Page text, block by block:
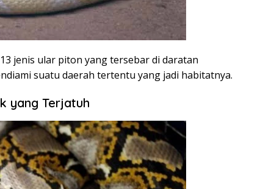
jenis ular piton yang tersebar di daratan
suatu daerah tertentu yang jadi habitatnya.
yang Terjatuh